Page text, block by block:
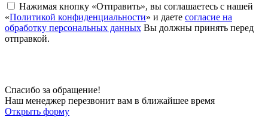
Нажимая кнопку «Отправить», вы соглашаетесь с нашей
«Политикой конфиденциальности» и даете согласие на
обработку персональных данных Вы должны принять перед
отправкой.
Спасибо за обращение!
Наш менеджер перезвонит вам в ближайшее время
Открыть форму